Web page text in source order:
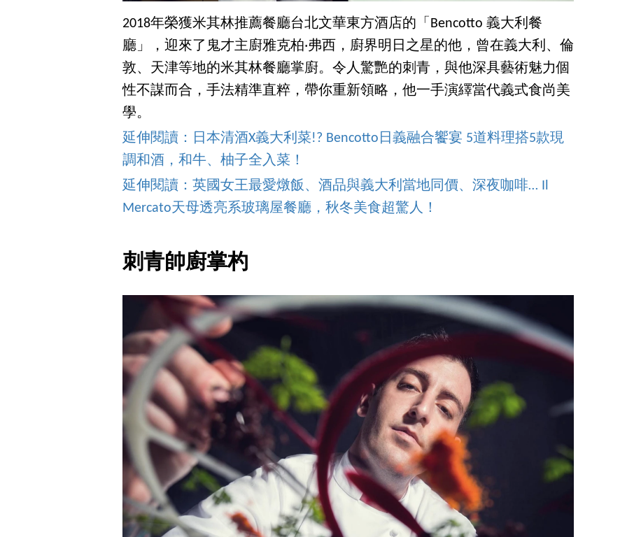
2018年榮獲米其林推薦餐廳台北文華東方酒店的「Bencotto 義大利餐
廳」，迎來了鬼才主廚雅克柏‧弗西，廚界明日之星的他，曾在義大利、倫
敦、天津等地的米其林餐廳掌廚。令人驚艷的刺青，與他深具藝術魅力個
性不謀而合，手法精準直粹，帶你重新領略，他一手演繹當代義式食尚美
學。
延伸閱讀：日本清酒X義大利菜!? Bencotto日義融合饗宴 5道料理搭5款現
調和酒，和牛、柚子全入菜！
延伸閱讀：英國女王最愛燉飯、酒品與義大利當地同價、深夜咖啡… Il
Mercato天母透亮系玻璃屋餐廳，秋冬美食超驚人！
刺青帥廚掌杓